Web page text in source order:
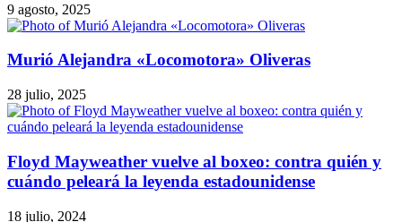
9 agosto, 2025
Murió Alejandra «Locomotora» Oliveras
28 julio, 2025
Floyd Mayweather vuelve al boxeo: contra quién y
cuándo peleará la leyenda estadounidense
18 julio, 2024